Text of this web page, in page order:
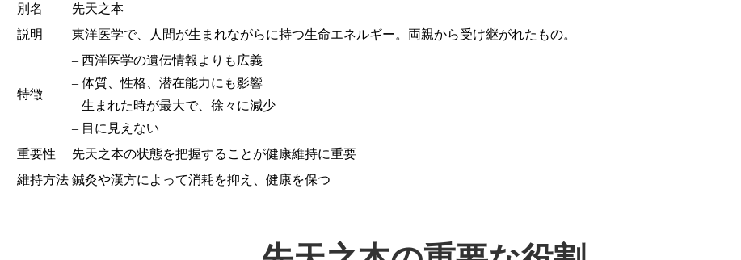
別名
先天之本
説明
東洋医学で、人間が生まれながらに持つ生命エネルギー。両親から受け継がれたもの。
特徴
– 西洋医学の遺伝情報よりも広義
– 体質、性格、潜在能力にも影響
– 生まれた時が最大で、徐々に減少
– 目に見えない
重要性
先天之本の状態を把握することが健康維持に重要
維持方法 鍼灸や漢方によって消耗を抑え、健康を保つ